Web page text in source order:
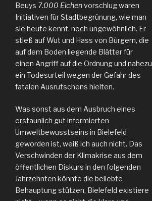
Beuys 7.000 Eichenvorschlug waren
Initiativen für Stadtbegrünung, wie man
sie heute kennt, noch ungewöhnlich. Er
stieß auf Wut und Hass von Bürgern, die
auf dem Boden liegende Blätter für
einen Angriff auf die Ordnung und nahezu
ein Todesurteil wegen der Gefahr des
fatalen Ausrutschens hielten.
Was sonst aus dem Ausbruch eines
erstaunlich gut informierten
Umweltbewusstseins in Bielefeld
geworden ist, weiß ich auch nicht. Das
Verschwinden der Klimakrise aus dem
öffentlichen Diskurs in den folgenden
Jahrzehnten könnte die beliebte
Behauptung stützen, Bielefeld existiere